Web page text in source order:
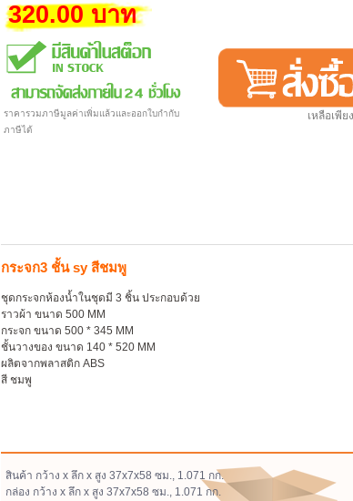
320.00 บาท
ราคารวมภาษีมูลค่าเพิ่มแล้วและออกใบกำกับ
ภาษีได้
เหลือเพีย
กระจก3 ชั้น sy สีชมพู
ชุดกระจกห้องน้ำในชุดมี 3 ชิ้น ประกอบด้วย
ราวผ้า ขนาด 500 MM
กระจก ขนาด 500 * 345 MM
ชั้นวางของ ขนาด 140 * 520 MM
ผลิตจากพลาสติก ABS
สี ชมพู
สินค้า กว้าง x ลึก x สูง 37x7x58 ซม., 1.071 กก.
กล่อง กว้าง x ลึก x สูง 37x7x58 ซม., 1.071 กก.